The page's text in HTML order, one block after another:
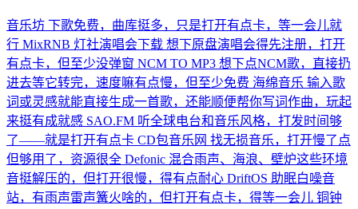
音乐坊 下歌免费，曲库挺多，只是打开有点卡，等一会儿就
行 MixRNB 灯社演唱会下载 想下原盘演唱会得先注册，打开
有点卡，但至少没弹窗 NCM TO MP3 想下点NCM歌，直接扔
进去等它转完，速度嘛有点慢，但至少免费 海绵音乐 输入歌
词或灵感就能直接生成一首歌，还能顺便帮你写词作曲，玩起
来挺有成就感 SAO.FM 听全球电台和音乐风格，打发时间够
了——就是打开有点卡 CD包音乐网 找无损音乐，打开慢了点
但够用了，资源很全 Defonic 混合雨声、海浪、壁炉这些环境
音挺解压的，但打开很慢，得有点耐心 DriftOS 助眠白噪音
站，有雨声雷声篝火啥的，但打开有点卡，得等一会儿 铜钟